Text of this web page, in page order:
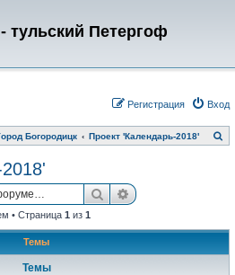
тульский Петергоф
Вход
Регистрация
Богородицк Проект 'Календарь-2018'
о
ПоискРасширенный
• Страница 1 из 1
Темы
Темы